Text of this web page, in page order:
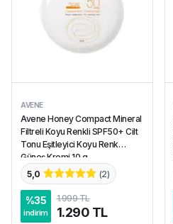
AVENE
Avene Honey Compact Mineral
Filtreli Koyu Renkli SPF50+ Cilt
Tonu Eşitleyici Koyu Renk
Güneş Kremi 10 g
5,0
(2)
%35
indirim
1.999 TL
1.290 TL